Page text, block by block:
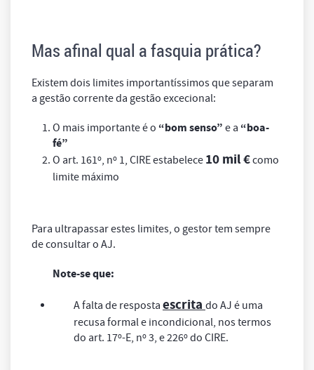
Mas afinal qual a fasquia prática?
Existem dois limites importantíssimos que separam
a gestão corrente da gestão excecional:
O mais importante é o “bom senso” e a “boa-
fé”
O art. 161º, nº 1, CIRE estabelece 10 mil €como
limite máximo
Para ultrapassar estes limites, o gestor tem sempre
de consultar o AJ.
Note-se que:
A falta de resposta escrita do AJ é uma
recusa formal e incondicional, nos termos
do art. 17º-E, nº 3, e 226º do CIRE.